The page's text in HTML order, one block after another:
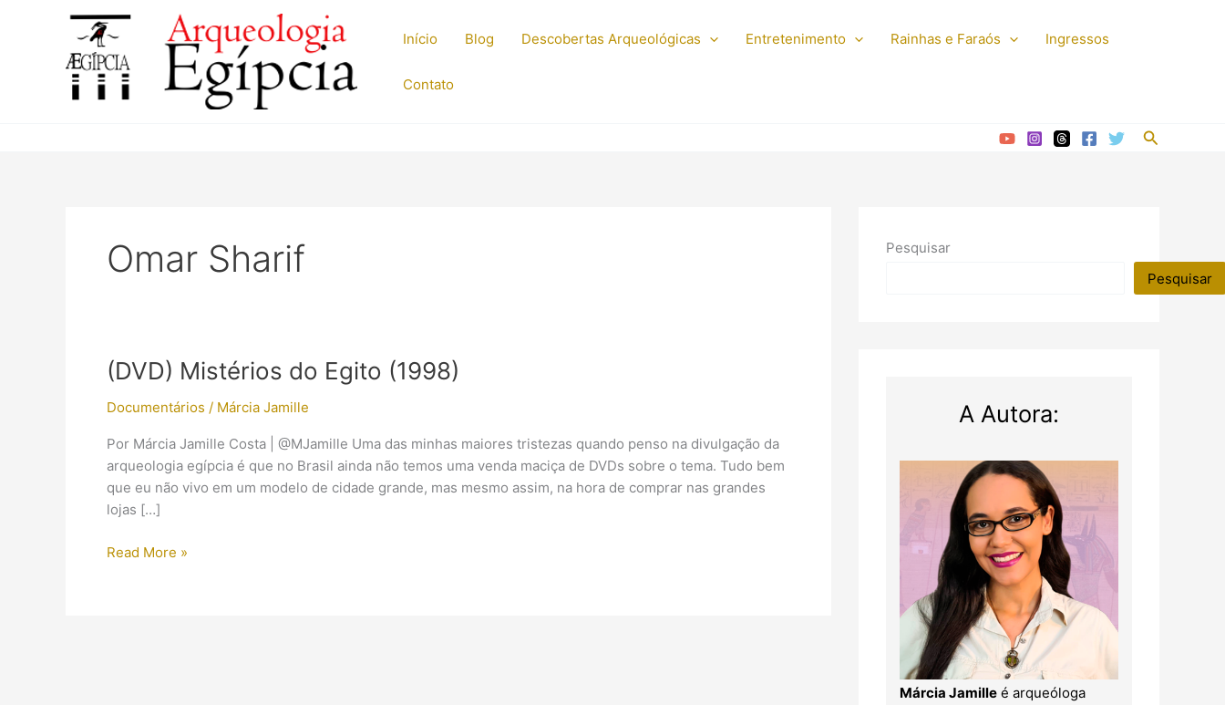
Início Blog Descobertas Arqueológicas Entretenimento Rainhas e Faraós Ingressos
Contato
Pesquisar
Omar Sharif
(DVD) Mistérios do Egito (1998)
Documentários / Márcia Jamille
Por Márcia Jamille Costa | @MJamille Uma das minhas maiores tristezas quando penso na divulgação da
arqueologia egípcia é que no Brasil ainda não temos uma venda maciça de DVDs sobre o tema. Tudo bem
que eu não vivo em um modelo de cidade grande, mas mesmo assim, na hora de comprar nas grandes
lojas […]
(DVD)
Read More »
Pesquisar
Pesquisar
A Autora:
Márcia Jamille é arqueóloga